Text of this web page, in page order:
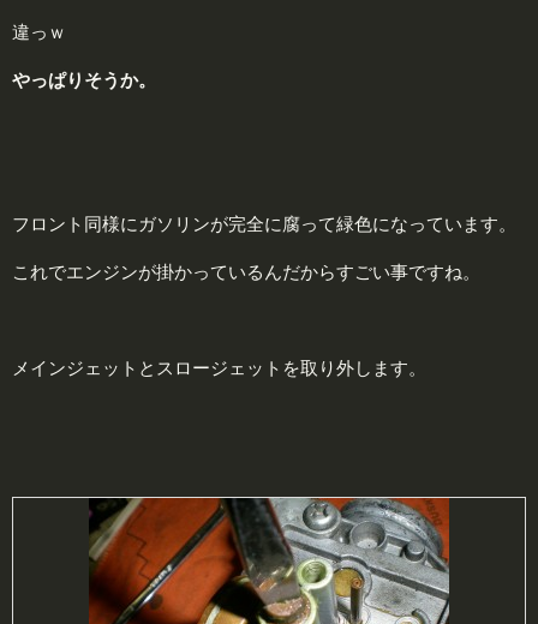
違っｗ
やっぱりそうか。
フロント同様にガソリンが完全に腐って緑色になっています。
これでエンジンが掛かっているんだからすごい事ですね。
メインジェットとスロージェットを取り外します。